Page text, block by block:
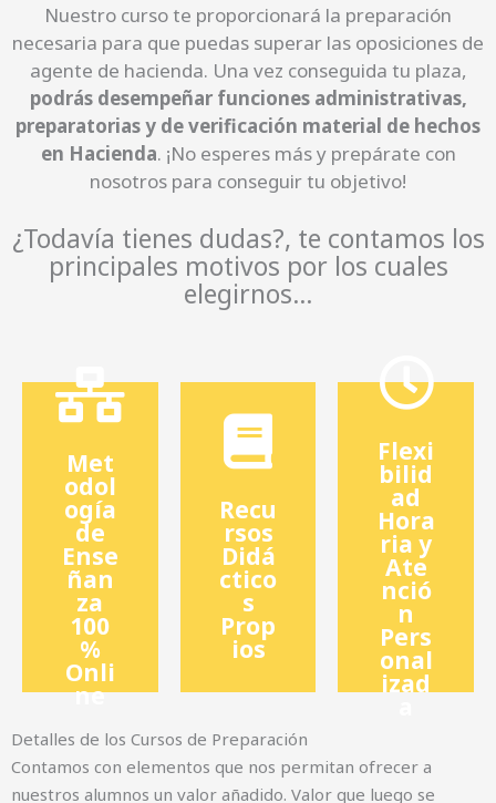
Nuestro curso te proporcionará la preparación
necesaria para que puedas superar las oposiciones de
agente de hacienda. Una vez conseguida tu plaza,
podrás desempeñar funciones administrativas,
preparatorias y de verificación material de hechos
en Hacienda. ¡No esperes más y prepárate con
nosotros para conseguir tu objetivo!
¿Todavía tienes dudas?, te contamos los
principales motivos por los cuales
elegirnos…
Met
odol
ogía
de
Ense
ñan
za
100
%
Onli
ne​
Un Cam
pus
o "Aula
Virtual"
en el
que
encontr
arás
todos
los
recurso
necesar
ios para
temario
s,
entació
n
comple
mentari
a,
simulac
ros de
Recu
rsos
Didá
ctico
s
Prop
ios
sas
notas,
os
práctic
os,
boletin
es de
ejercici
os,
etc.
Para qu
e
puedas
mejor
los
artículo
medida
que vas
avanza
ndo
con
el estud
io. De
Flexi
bilid
ad
Hora
ria y
Ate
nció
n
Pers
onal
izad
en
clases
disponi
bles las
24
horas.
Ademá
s,
nuestro
s
prepara
dores
resolver
casi
inmedia
Detalles de los Cursos de Preparación
Contamos con elementos que nos permitan ofrecer a
nuestros alumnos un valor añadido. Valor que luego se